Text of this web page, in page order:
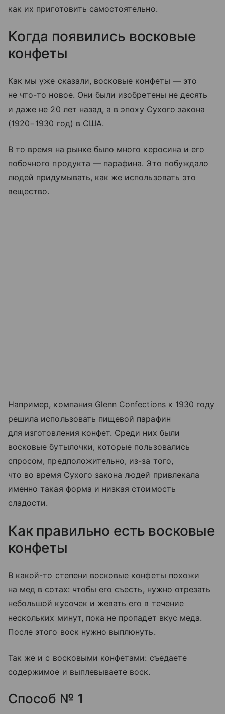
как их приготовить самостоятельно.
Когда появились восковые
конфеты
Как мы уже сказали, восковые конфеты — это
не что-то новое. Они были изобретены не десять
и даже не 20 лет назад, а в эпоху Сухого закона
(1920−1930 год) в США.
В то время на рынке было много керосина и его
побочного продукта — парафина. Это побуждало
людей придумывать, как же использовать это
вещество.
Например, компания Glenn Confections к 1930 году
решила использовать пищевой парафин
для изготовления конфет. Среди них были
восковые бутылочки, которые пользовались
спросом, предположительно, из-за того,
что во время Сухого закона людей привлекала
именно такая форма и низкая стоимость
сладости.
Как правильно есть восковые
конфеты
В какой-то степени восковые конфеты похожи
на мед в сотах: чтобы его съесть, нужно отрезать
небольшой кусочек и жевать его в течение
нескольких минут, пока не пропадет вкус меда.
После этого воск нужно выплюнуть.
Так же и с восковыми конфетами: съедаете
содержимое и выплевываете воск.
Способ № 1